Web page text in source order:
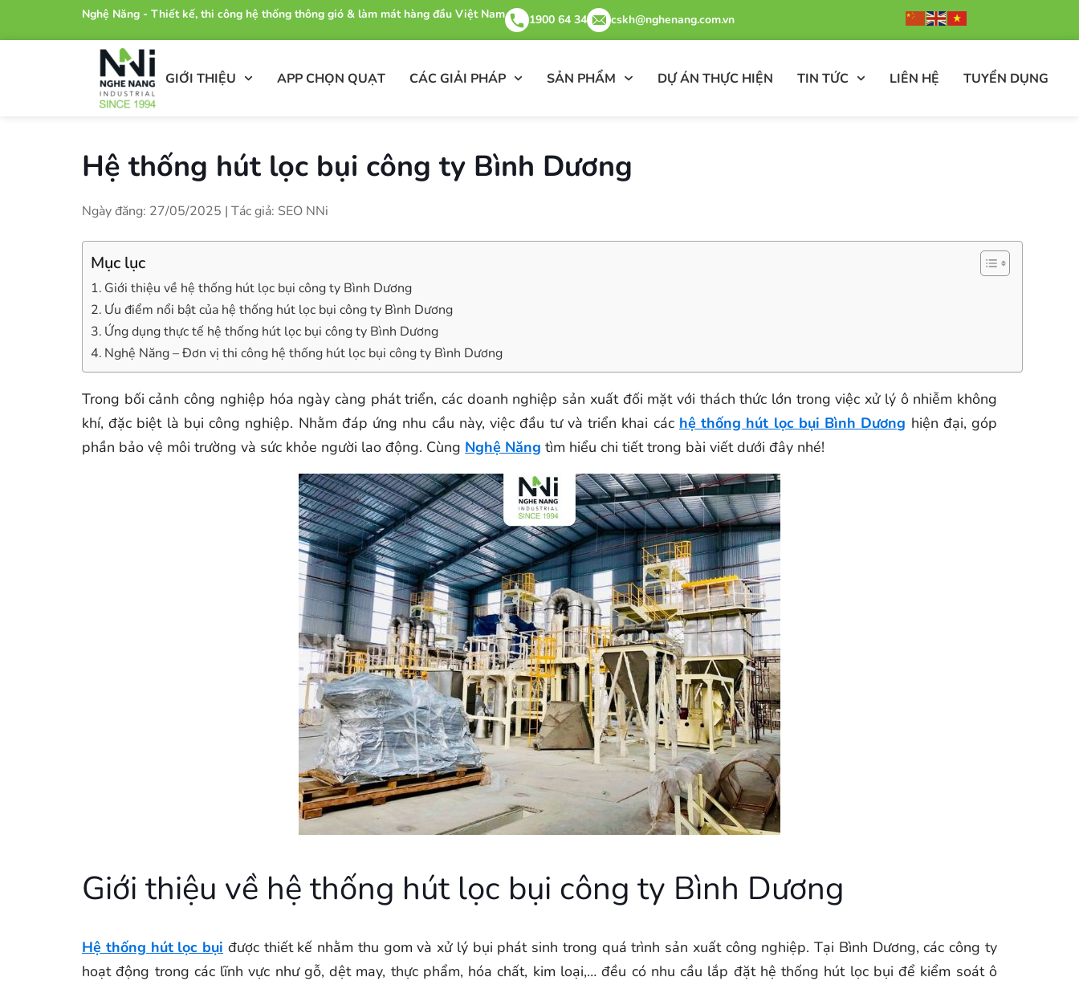
Nghệ Năng - Thiết kế, thi công hệ thống thông gió & làm mát hàng đầu Việt Nam 1900 64 34 cskh@nghenang.com.vn
GIỚI THIỆU APP CHỌN QUẠT CÁC GIẢI PHÁP SẢN PHẨM DỰ ÁN THỰC HIỆN TIN TỨC LIÊN HỆ TUYỂN DỤNG
Hệ thống hút lọc bụi công ty Bình Dương
Ngày đăng: 27/05/2025 | Tác giả: SEO NNi
Mục lục
Giới thiệu về hệ thống hút lọc bụi công ty Bình Dương
Ưu điểm nổi bật của hệ thống hút lọc bụi công ty Bình Dương
Ứng dụng thực tế hệ thống hút lọc bụi công ty Bình Dương
Nghệ Năng – Đơn vị thi công hệ thống hút lọc bụi công ty Bình Dương
Trong bối cảnh công nghiệp hóa ngày càng phát triển, các doanh nghiệp sản xuất đối mặt với thách thức lớn trong việc xử lý ô nhiễm không
khí, đặc biệt là bụi công nghiệp. Nhằm đáp ứng nhu cầu này, việc đầu tư và triển khai các hệ thống hút lọc bụi Bình Dương hiện đại, góp
phần bảo vệ môi trường và sức khỏe người lao động. Cùng Nghệ Năng tìm hiểu chi tiết trong bài viết dưới đây nhé!
Giới thiệu về hệ thống hút lọc bụi công ty Bình Dương
Hệ thống hút lọc bụi được thiết kế nhằm thu gom và xử lý bụi phát sinh trong quá trình sản xuất công nghiệp. Tại Bình Dương, các công ty
hoạt động trong các lĩnh vực như gỗ, dệt may, thực phẩm, hóa chất, kim loại,… đều có nhu cầu lắp đặt hệ thống hút lọc bụi để kiểm soát ô